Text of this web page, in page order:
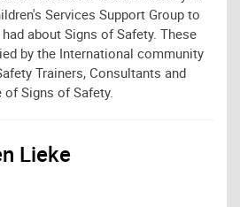
Services Support Group to
about Signs of Safety. These
by the International community
Trainers, Consultants and
Signs of Safety.
Lieke